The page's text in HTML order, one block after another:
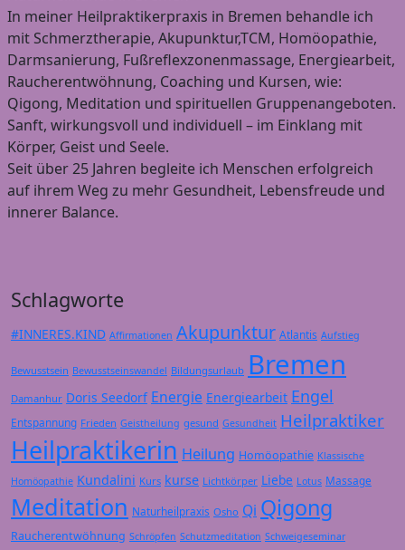
In meiner Heilpraktikerpraxis in Bremen behandle ich
mit Schmerztherapie, Akupunktur,TCM, Homöopathie,
Darmsanierung, Fußreflexzonenmassage, Energiearbeit,
Raucherentwöhnung, Coaching und Kursen, wie:
Qigong, Meditation und spirituellen Gruppenangeboten.
Sanft, wirkungsvoll und individuell – im Einklang mit
Körper, Geist und Seele.
Seit über 25 Jahren begleite ich Menschen erfolgreich
auf ihrem Weg zu mehr Gesundheit, Lebensfreude und
innerer Balance.
Schlagworte
#INNERES.KIND Affirmationen Akupunktur Atlantis Aufstieg
Bewusstsein Bewusstseinswandel Bildungsurlaub Bremen
Damanhur Doris Seedorf Energie Energiearbeit Engel
Entspannung Frieden Geistheilung gesund Gesundheit Heilpraktiker
Heilpraktikerin Heilung Homöopathie Klassische
Homöopathie Kundalini Kurs kurse Lichtkörper Liebe Lotus Massage
Meditation Naturheilpraxis Osho Qi Qigong
Raucherentwöhnung Schröpfen Schutzmeditation Schweigeseminar